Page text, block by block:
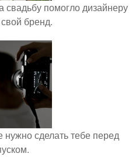
свадьбу помогло дизайнеру
бренд.
сделать тебе перед